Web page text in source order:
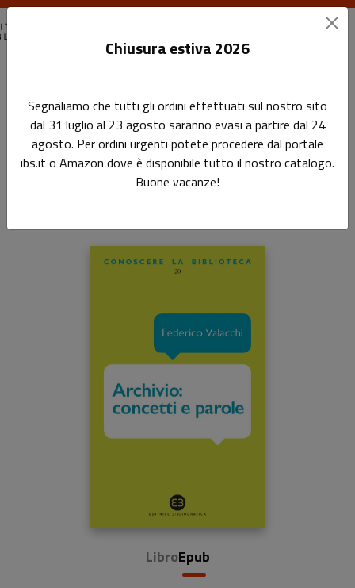
Archivio: concetti e parole
Sottotitolo non presente
LibroEpub
Chiusura estiva 2026
Segnaliamo che tutti gli ordini effettuati sul nostro sito
dal 31 luglio al 23 agosto saranno evasi a partire dal 24
agosto. Per ordini urgenti potete procedere dal portale
ibs.it o Amazon dove è disponibile tutto il nostro catalogo.
Buone vacanze!